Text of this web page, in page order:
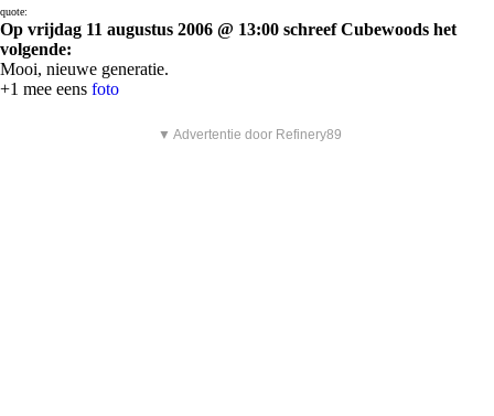
quote:
Op vrijdag 11 augustus 2006 @ 13:00 schreef Cubewoods het
volgende:
Mooi, nieuwe generatie.
+1 mee eens foto
▼ Advertentie door Refinery89